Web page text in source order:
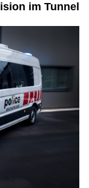
im Tunnel